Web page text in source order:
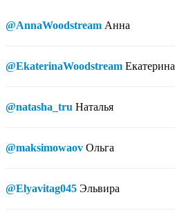
@AnnaWoodstream Анна
@EkaterinaWoodstream Екатерина
@natasha_tru Наталья
@maksimowaov Ольга
@Elyavitag045 Эльвира